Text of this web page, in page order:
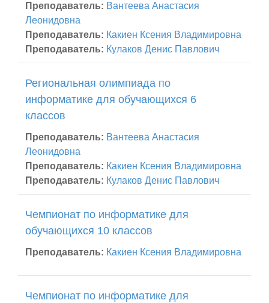
Преподаватель: Вантеева Анастасия
Леонидовна
Преподаватель: Какиен Ксения Владимировна
Преподаватель: Кулаков Денис Павлович
Региональная олимпиада по
информатике для обучающихся 6
классов
Преподаватель: Вантеева Анастасия
Леонидовна
Преподаватель: Какиен Ксения Владимировна
Преподаватель: Кулаков Денис Павлович
Чемпионат по информатике для
обучающихся 10 классов
Преподаватель: Какиен Ксения Владимировна
Чемпионат по информатике для